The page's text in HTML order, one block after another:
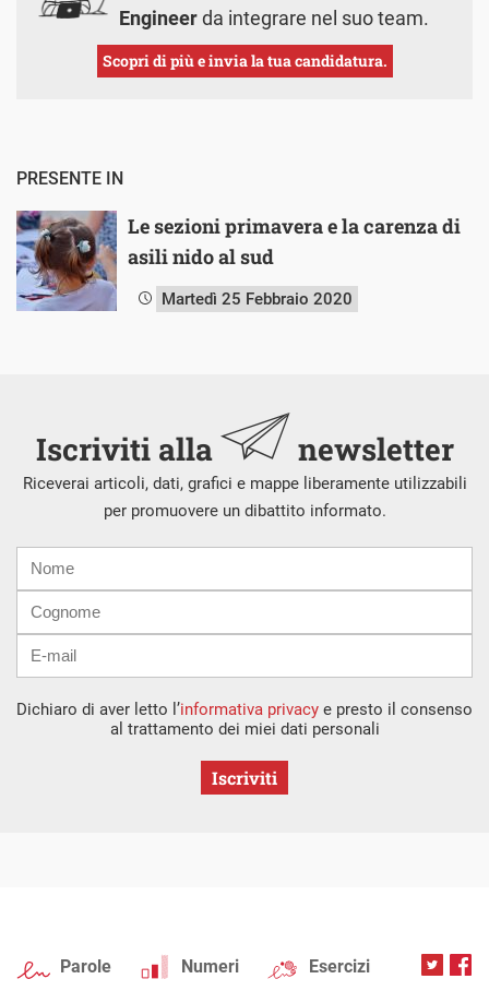
Engineerda integrare nel suo team.
Scopri di più e invia la tua candidatura.
PRESENTE IN
Le sezioni primavera e la carenza di
asili nido al sud
Martedì 25 Febbraio 2020
Iscriviti alla newsletter
Riceverai articoli, dati, grafici e mappe liberamente utilizzabili
per promuovere un dibattito informato.
mail
Dichiaro di aver letto l’informativa privacy e presto il consenso
al trattamento dei miei dati personali
Iscriviti
Parole Numeri Esercizi